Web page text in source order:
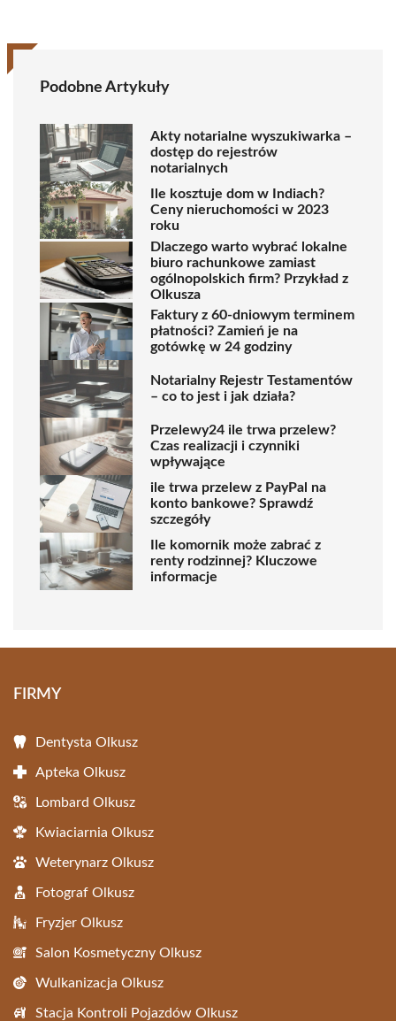
Podobne Artykuły
Akty notarialne wyszukiwarka –
dostęp do rejestrów
notarialnych
Ile kosztuje dom w Indiach?
Ceny nieruchomości w 2023
roku
Dlaczego warto wybrać lokalne
biuro rachunkowe zamiast
ogólnopolskich firm? Przykład z
Olkusza
Faktury z 60-dniowym terminem
płatności? Zamień je na
gotówkę w 24 godziny
Notarialny Rejestr Testamentów
– co to jest i jak działa?
Przelewy24 ile trwa przelew?
Czas realizacji i czynniki
wpływające
ile trwa przelew z PayPal na
konto bankowe? Sprawdź
szczegóły
Ile komornik może zabrać z
renty rodzinnej? Kluczowe
informacje
FIRMY
Dentysta Olkusz
Apteka Olkusz
Lombard Olkusz
Kwiaciarnia Olkusz
Weterynarz Olkusz
Fotograf Olkusz
Fryzjer Olkusz
Salon Kosmetyczny Olkusz
Wulkanizacja Olkusz
Stacja Kontroli Pojazdów Olkusz